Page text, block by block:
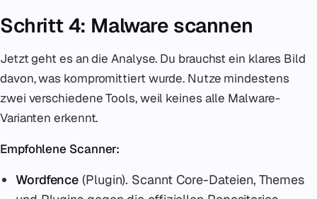
Schritt 4: Malware scannen
Jetzt geht es an die Analyse. Du brauchst ein klares Bild
davon, was kompromittiert wurde. Nutze mindestens
zwei verschiedene Tools, weil keines alle Malware-
Varianten erkennt.
Empfohlene Scanner:
Wordfence (Plugin). Scannt Core-Dateien, Themes